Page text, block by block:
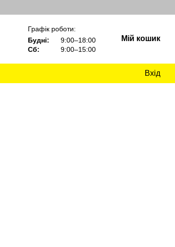
Графік роботи:
Будні:
9:00–18:00
Сб:
9:00–15:00
Мій кошик
Вхід